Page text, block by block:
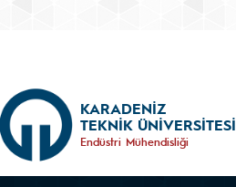
KARADENİZ
TEKNİK ÜNİVERSİTESİ
Endüstri Mühendisliği